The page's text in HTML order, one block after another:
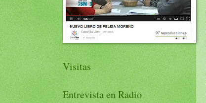
Visitas
Entrevista en Radio